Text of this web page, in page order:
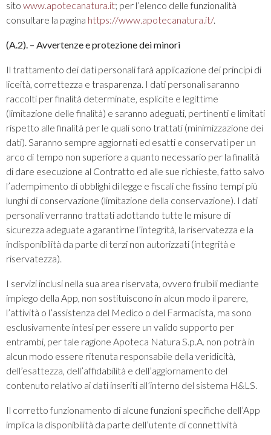
sito www.apotecanatura.it; per l’elenco delle funzionalità
consultare la pagina https://www.apotecanatura.it/.
(A.2). – Avvertenze e protezione dei minori
Il trattamento dei dati personali farà applicazione dei principi di
liceità, correttezza e trasparenza. I dati personali saranno
raccolti per finalità determinate, esplicite e legittime
(limitazione delle finalità) e saranno adeguati, pertinenti e limitati
rispetto alle finalità per le quali sono trattati (minimizzazione dei
dati). Saranno sempre aggiornati ed esatti e conservati per un
arco di tempo non superiore a quanto necessario per la finalità
di dare esecuzione al Contratto ed alle sue richieste, fatto salvo
l’adempimento di obblighi di legge e fiscali che fissino tempi più
lunghi di conservazione (limitazione della conservazione). I dati
personali verranno trattati adottando tutte le misure di
sicurezza adeguate a garantirne l’integrità, la riservatezza e la
indisponibilità da parte di terzi non autorizzati (integrità e
riservatezza).
I servizi inclusi nella sua area riservata, ovvero fruibili mediante
impiego della App, non sostituiscono in alcun modo il parere,
l’attività o l’assistenza del Medico o del Farmacista, ma sono
esclusivamente intesi per essere un valido supporto per
entrambi, per tale ragione Apoteca Natura S.p.A. non potrà in
alcun modo essere ritenuta responsabile della veridicità,
dell’esattezza, dell’affidabilità e dell’aggiornamento del
contenuto relativo ai dati inseriti all’interno del sistema H&LS.
Il corretto funzionamento di alcune funzioni specifiche dell’App
implica la disponibilità da parte dell’utente di connettività